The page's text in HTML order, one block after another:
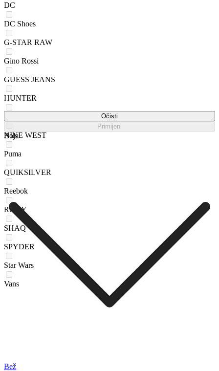
DC
DC Shoes
G-STAR RAW
Gino Rossi
GUESS JEANS
HUNTER
NINE WEST
Puma
QUIKSILVER
Reebok
ROXY
SHAQ
SPYDER
Star Wars
Vans
Očisti
Primijeni
Boja
Bež